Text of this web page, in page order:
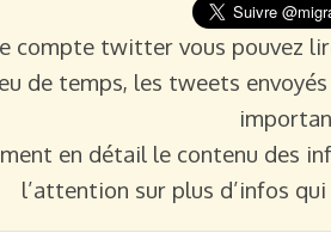
compte twitter vous pouvez
de temps, les tweets
en détail le contenu des
l’attention sur plus d’infos